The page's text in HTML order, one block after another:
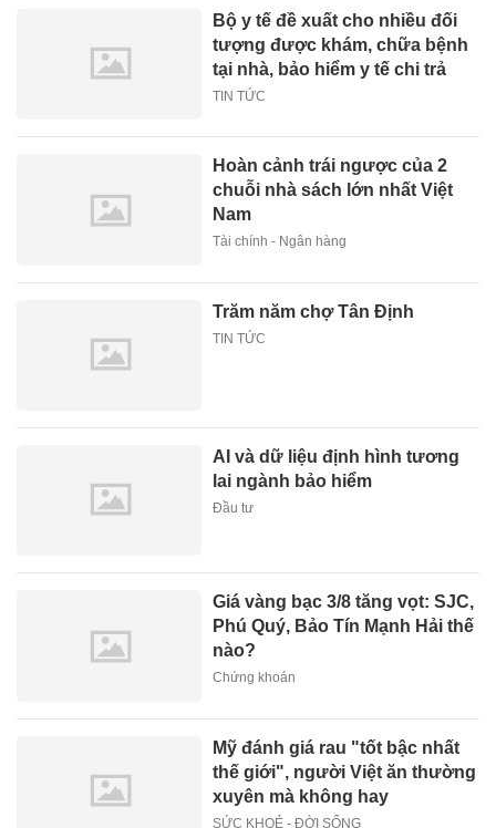
Bộ y tế đề xuất cho nhiều đối
tượng được khám, chữa bệnh
tại nhà, bảo hiểm y tế chi trả
TIN TỨC
Hoàn cảnh trái ngược của 2
chuỗi nhà sách lớn nhất Việt
Nam
Tài chính - Ngân hàng
Trăm năm chợ Tân Định
TIN TỨC
AI và dữ liệu định hình tương
lai ngành bảo hiểm
Đầu tư
Giá vàng bạc 3/8 tăng vọt: SJC,
Phú Quý, Bảo Tín Mạnh Hải thế
nào?
Chứng khoán
Mỹ đánh giá rau "tốt bậc nhất
thế giới", người Việt ăn thường
xuyên mà không hay
SỨC KHOẺ - ĐỜI SỐNG